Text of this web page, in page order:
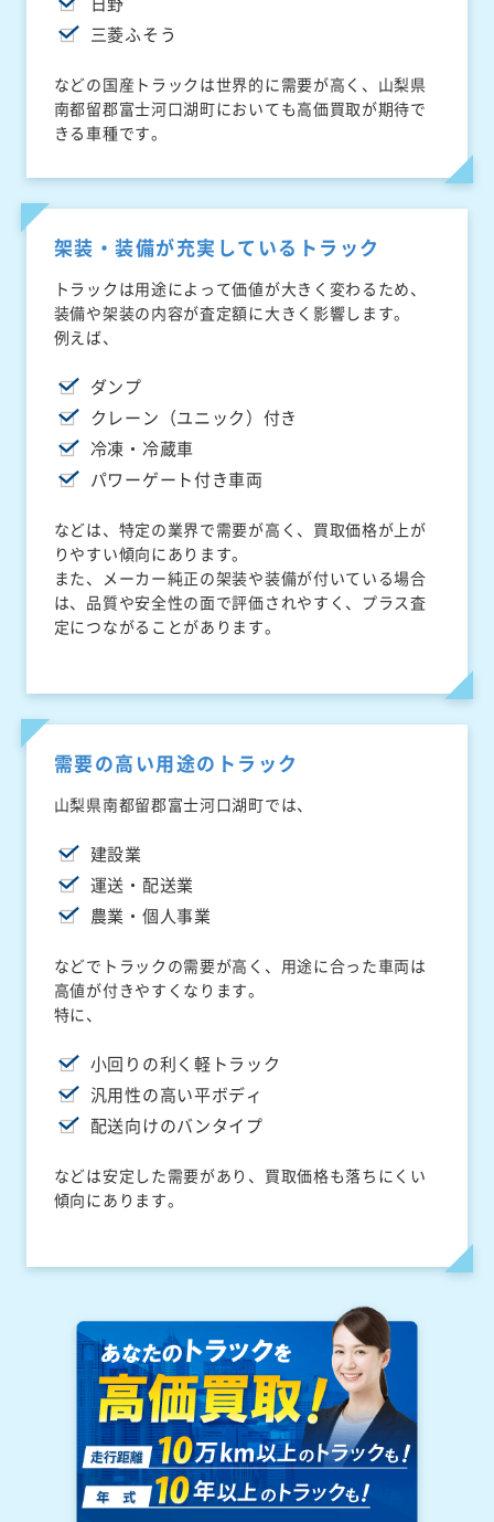
三菱ふそう
などの国産トラックは世界的に需要が高く、山梨県
南都留郡富士河口湖町においても高価買取が期待で
きる車種です。
架装・装備が充実しているトラック
トラックは用途によって価値が大きく変わるため、
装備や架装の内容が査定額に大きく影響します。
例えば、
ダンプ
クレーン（ユニック）付き
冷凍・冷蔵車
パワーゲート付き車両
などは、特定の業界で需要が高く、買取価格が上が
りやすい傾向にあります。
また、メーカー純正の架装や装備が付いている場合
は、品質や安全性の面で評価されやすく、プラス査
定につながることがあります。
需要の高い用途のトラック
山梨県南都留郡富士河口湖町では、
建設業
運送・配送業
農業・個人事業
などでトラックの需要が高く、用途に合った車両は
高値が付きやすくなります。
特に、
小回りの利く軽トラック
汎用性の高い平ボディ
配送向けのバンタイプ
などは安定した需要があり、買取価格も落ちにくい
傾向にあります。